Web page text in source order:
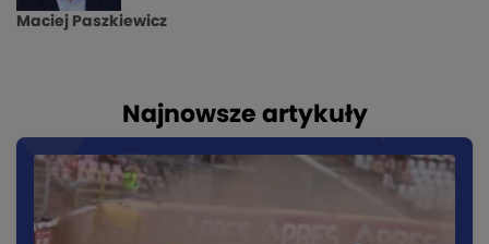
Maciej Paszkiewicz
Najnowsze artykuły